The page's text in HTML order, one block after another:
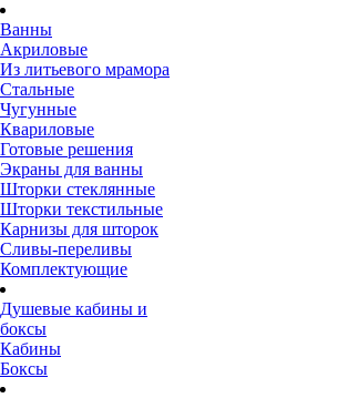
Ванны
Акриловые
Из литьевого мрамора
Стальные
Чугунные
Квариловые
Готовые решения
Экраны для ванны
Шторки стеклянные
Шторки текстильные
Карнизы для шторок
Сливы-переливы
Комплектующие
Душевые кабины и
боксы
Кабины
Боксы